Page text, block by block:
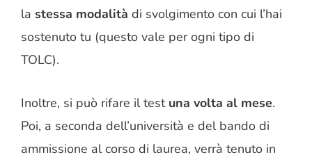
la stessa modalità di svolgimento con cui l’hai
sostenuto tu (questo vale per ogni tipo di
TOLC).
Inoltre, si può rifare il test una volta al mese.
Poi, a seconda dell’università e del bando di
ammissione al corso di laurea, verrà tenuto in